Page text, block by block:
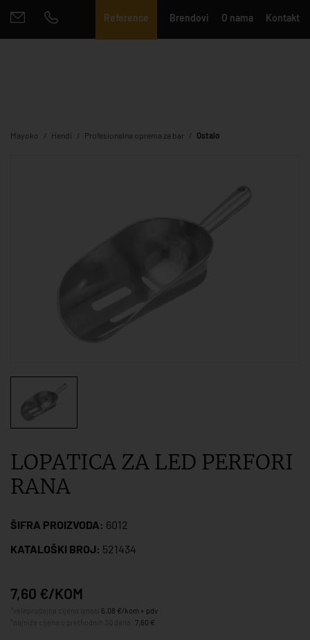
Reference Brendovi O nama Kontakt
Mayoko Hendi Profesionalna oprema za bar Ostalo
LOPATICA ZA LED PERFORI
RANA
ŠIFRA PROIZVODA: 6012
KATALOŠKI BROJ: 521434
7,60 €/KOM
6,08 €/kom + pdv
7,60 €